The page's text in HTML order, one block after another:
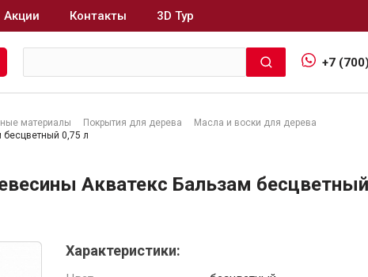
материалы Покрытия для дерева
Масла и воски для дерева
бесцветный 0,75 л
Акватекс Бальзам
Характеристики:
Акции Контакты 3D Тур
+7
Лакокрасочные материалы
Обои